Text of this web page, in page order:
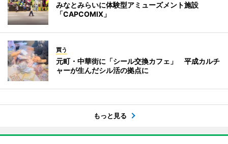
みなとみらいに体験型アミューズメント施設
「CAPCOMIX」
買う
元町・中華街に「シール交換カフェ」 平成カルチ
ャーが生んだシル活の拠点に
もっと見る